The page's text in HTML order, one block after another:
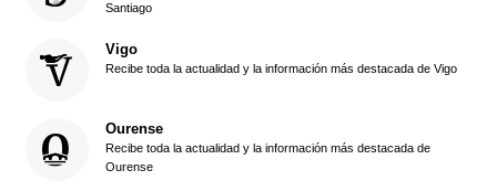
Santiago
Vigo
Recibe toda la actualidad y la información más destacada de Vigo
Ourense
Recibe toda la actualidad y la información más destacada de
Ourense